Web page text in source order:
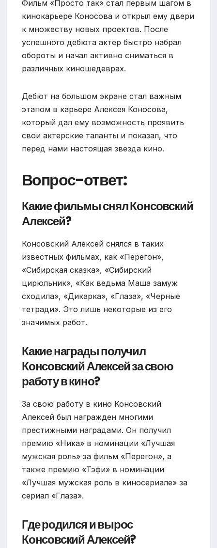
Фильм «Просто так» стал первым шагом в
кинокарьере Коносова и открыл ему двери
к множеству новых проектов. После
успешного дебюта актер быстро набрал
обороты и начал активно сниматься в
различных киношедеврах.
Дебют на большом экране стал важным
этапом в карьере Алексея Коносова,
который дал ему возможность проявить
свои актерские таланты и показал, что
перед нами настоящая звезда кино.
Вопрос-ответ:
Какие фильмы снял Консовский
Алексей?
Консовский Алексей снялся в таких
известных фильмах, как «Перегон»,
«Сибирская сказка», «Сибирский
цирюльник», «Как ведьма Маша замуж
сходила», «Дикарка», «Глаза», «Черные
тетради». Это лишь некоторые из его
значимых работ.
Какие награды получил
Консовский Алексей за свою
работу в кино?
За свою работу в кино Консовский
Алексей был награжден многими
престижными наградами. Он получил
премию «Ника» в номинации «Лучшая
мужская роль» за фильм «Перегон», а
также премию «Тэфи» в номинации
«Лучшая мужская роль в киносериале» за
сериал «Глаза».
Где родился и вырос
Консовский Алексей?